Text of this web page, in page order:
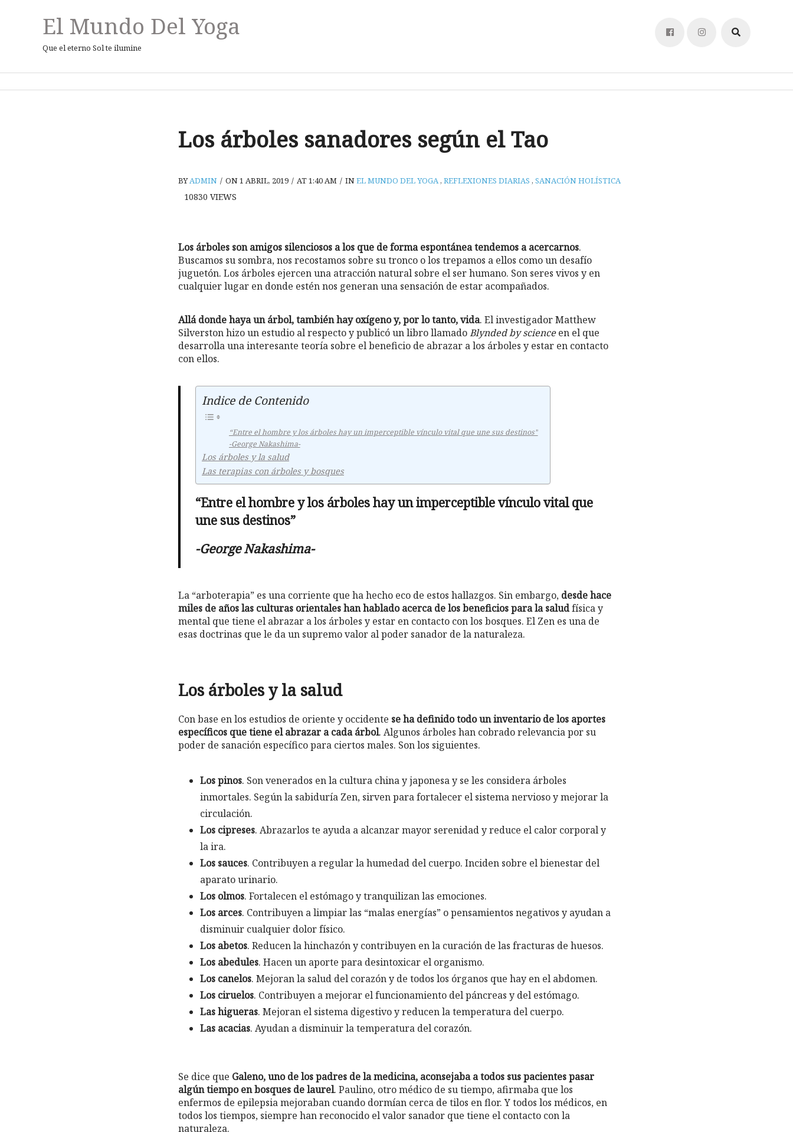
El Mundo Del Yoga
Que el eterno Sol te ilumine
Los árboles sanadores según el Tao
BYADMIN / ON 1 ABRIL, 2019 / AT 1:40 AM / INEL MUNDO DEL YOGA, REFLEXIONES DIARIAS , SANACIÓN HOLÍSTICA
10830 VIEWS
Los árboles son amigos silenciosos a los que de forma espontánea tendemos a acercarnos.
Buscamos su sombra, nos recostamos sobre su tronco o los trepamos a ellos como un desafío
juguetón. Los árboles ejercen una atracción natural sobre el ser humano. Son seres vivos y en
cualquier lugar en donde estén nos generan una sensación de estar acompañados.
Allá donde haya un árbol, también hay oxígeno y, por lo tanto, vida. El investigador Matthew
Silverston hizo un estudio al respecto y publicó un libro llamadoBlynded by scienceen el que
desarrolla una interesante teoría sobre el beneficio de abrazar a los árboles y estar en contacto
con ellos.
Indice de Contenido
“Entre el hombre y los árboles hay un imperceptible vínculo vital que une sus destinos”
-George Nakashima-
Los árboles y la salud
Las terapias con árboles y bosques
“Entre el hombre y los árboles hay un imperceptible vínculo vital que
une sus destinos”
-George Nakashima-
La “arboterapia” es una corriente que ha hecho eco de estos hallazgos. Sin embargo, desde hace
miles de años las culturas orientales han hablado acerca de los beneficios para la saludfísica y
mental que tiene el abrazar a los árboles y estar en contacto con los bosques. El Zen es una de
esas doctrinas que le da un supremo valor al poder sanador de la naturaleza.
Los árboles y la salud
Con base en los estudios de oriente y occidente se ha definido todo un inventario de los aportes
específicos que tiene el abrazar a cada árbol. Algunos árboles han cobrado relevancia por su
poder de sanación específico para ciertos males. Son los siguientes.
Los pinos. Son venerados en la cultura china y japonesa y se les considera árboles
inmortales. Según la sabiduría Zen, sirven para fortalecer el sistema nervioso y mejorar la
circulación.
Los cipreses. Abrazarlos te ayuda a alcanzar mayor serenidad y reduce el calor corporal y
la ira.
Los sauces. Contribuyen a regular la humedad del cuerpo. Inciden sobre el bienestar del
aparato urinario.
Los olmos. Fortalecen el estómago y tranquilizan las emociones.
Los arces. Contribuyen a limpiar las “malas energías” o pensamientos negativos y ayudan a
disminuir cualquier dolor físico.
Los abetos. Reducen la hinchazón y contribuyen en la curación de las fracturas de huesos.
Los abedules. Hacen un aporte para desintoxicar el organismo.
Los canelos. Mejoran la salud del corazón y de todos los órganos que hay en el abdomen.
Los ciruelos. Contribuyen a mejorar el funcionamiento del páncreas y del estómago.
Las higueras. Mejoran el sistema digestivo y reducen la temperatura del cuerpo.
Las acacias. Ayudan a disminuir la temperatura del corazón.
Se dice que Galeno, uno de los padres de la medicina, aconsejaba a todos sus pacientes pasar
algún tiempo en bosques de laurel. Paulino, otro médico de su tiempo, afirmaba que los
enfermos de epilepsia mejoraban cuando dormían cerca de tilos en flor. Y todos los médicos, en
todos los tiempos, siempre han reconocido el valor sanador que tiene el contacto con la
naturaleza.